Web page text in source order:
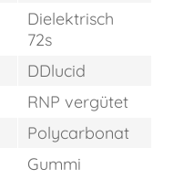
Dielektrisch
72s
DDlucid
RNP vergütet
Polycarbonat
Gummi